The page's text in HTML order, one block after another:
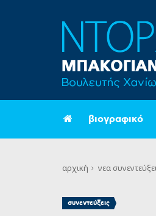
βιογραφικό
αρχική νεα
συνεντεύξεις